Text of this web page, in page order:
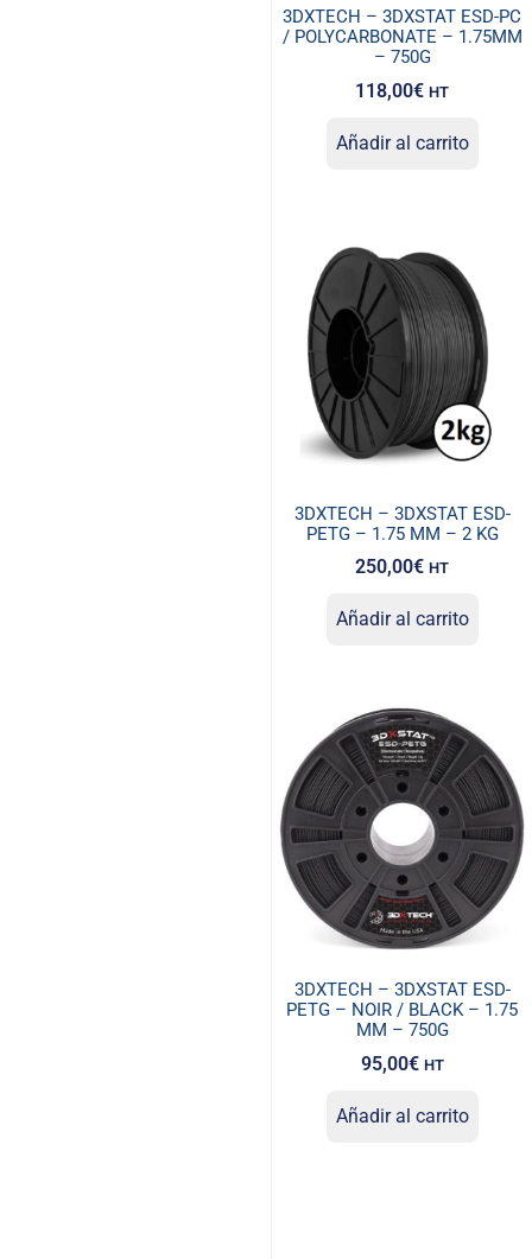
3DXTECH – 3DXSTAT ESD-PC
/ POLYCARBONATE – 1.75MM
– 750G
118,00€ HT
Añadir al carrito
3DXTECH – 3DXSTAT ESD-
PETG – 1.75 MM – 2 KG
250,00€ HT
Añadir al carrito
3DXTECH – 3DXSTAT ESD-
PETG – NOIR / BLACK – 1.75
MM – 750G
95,00€ HT
Añadir al carrito